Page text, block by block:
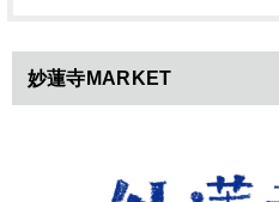
妙蓮寺MARKET